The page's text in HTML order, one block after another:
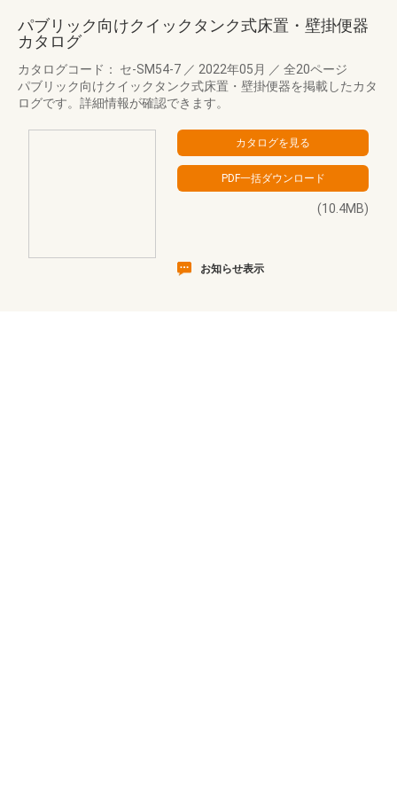
パブリック向けクイックタンク式床置・壁掛便器
カタログ
カタログコード： セ-SM54-7 ／ 2022年05月 ／ 全20ページ
パブリック向けクイックタンク式床置・壁掛便器を掲載したカタ
ログです。詳細情報が確認できます。
(10.4MB)
お知らせ表示